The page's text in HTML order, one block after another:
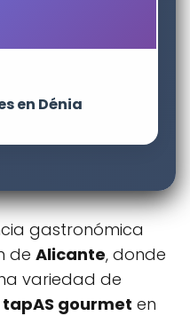
en Dénia
gastronómica
de Alicante, donde
variedad de
tapAS gourmet en